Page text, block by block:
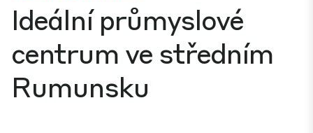
Ideální průmyslové
centrum ve středním
Rumunsku